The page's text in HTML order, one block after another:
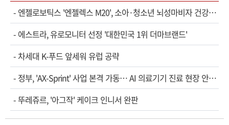
- 엔젤로보틱스 '엔젤렉스 M20', 소아·청소년 뇌성마비자 건강보험 확대 적용
- 에스트라, 유로모니터 선정 '대한민국 1위 더마브랜드'
- 차세대 K-푸드 앞세워 유럽 공략
- 정부, 'AX-Sprint' 사업 본격 가동… AI 의료기기 진료 현장 안착 속도
-뚜레쥬르, '아그작' 케이크 인니서 완판